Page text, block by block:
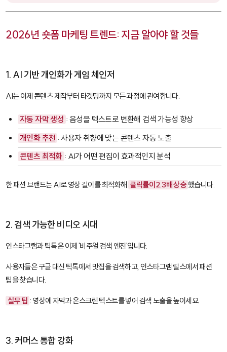
2026년 숏폼 마케팅 트렌드: 지금 알아야 할 것들
1. AI 기반 개인화가 게임 체인저
AI는 이제 콘텐츠 제작부터 타겟팅까지 모든 과정에 관여합니다.
자동 자막 생성 : 음성을 텍스트로 변환해 검색 가능성 향상
개인화 추천 : 사용자 취향에 맞는 콘텐츠 자동 노출
콘텐츠 최적화 : AI가 어떤 편집이 효과적인지 분석
한 패션 브랜드는 AI로 영상 길이를 최적화해 클릭률이 2.3배 상승 했습니다.
2. 검색 가능한 비디오 시대
인스타그램과 틱톡은 이제 '비주얼 검색 엔진'입니다.
사용자들은 구글 대신 틱톡에서 맛집을 검색하고, 인스타그램 릴스에서 패션
팁을 찾습니다.
실무 팁 : 영상에 자막과 온스크린 텍스트를 넣어 검색 노출을 높이세요.
3. 커머스 통합 강화